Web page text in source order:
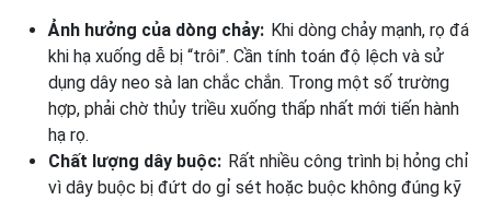
Ảnh hưởng của dòng chảy: Khi dòng chảy mạnh, rọ đá
khi hạ xuống dễ bị “trôi”. Cần tính toán độ lệch và sử
dụng dây neo sà lan chắc chắn. Trong một số trường
hợp, phải chờ thủy triều xuống thấp nhất mới tiến hành
hạ rọ.
Chất lượng dây buộc: Rất nhiều công trình bị hỏng chỉ
vì dây buộc bị đứt do gỉ sét hoặc buộc không đúng kỹ